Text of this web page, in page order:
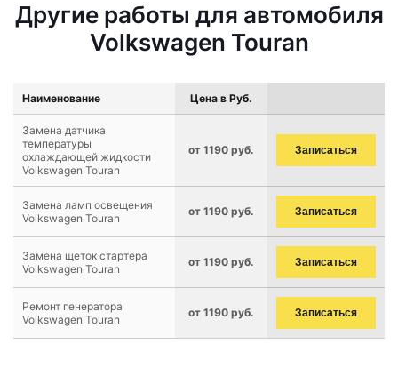
Другие работы для автомобиля
Volkswagen Touran
Наименование Цена в Руб.
Замена датчика
температуры
охлаждающей жидкости
Volkswagen Touran
от 1190 руб. Записаться
Замена ламп освещения
Volkswagen Touran
от 1190 руб. Записаться
Замена щеток стартера
Volkswagen Touran
от 1190 руб. Записаться
Ремонт генератора
Volkswagen Touran
от 1190 руб. Записаться